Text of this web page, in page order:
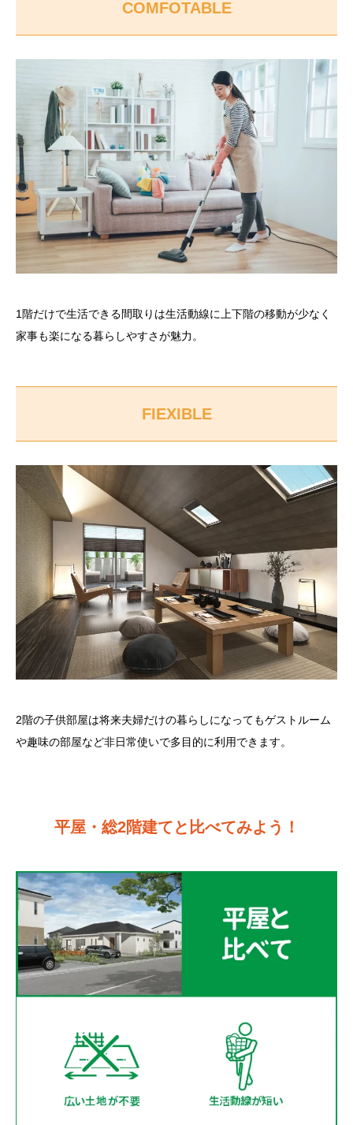
COMFOTABLE
1階だけで生活できる間取りは生活動線に上下階の移動が少なく
家事も楽になる暮らしやすさが魅力。
FIEXIBLE
2階の子供部屋は将来夫婦だけの暮らしになってもゲストルーム
や趣味の部屋など非日常使いで多目的に利用できます。
平屋・総2階建てと比べてみよう！